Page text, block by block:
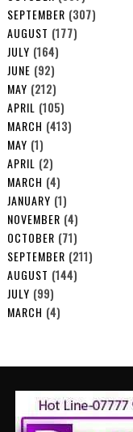
SEPTEMBER (307)
AUGUST (177)
JULY (164)
JUNE (92)
MAY (212)
APRIL (105)
MARCH (413)
MAY (1)
APRIL (2)
MARCH (4)
JANUARY (1)
NOVEMBER (4)
OCTOBER (71)
SEPTEMBER (211)
AUGUST (144)
JULY (99)
MARCH (4)